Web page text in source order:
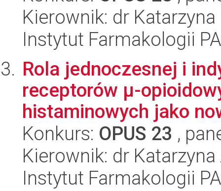
Kierownik: dr Katarzyna
Instytut Farmakologii
Rola jednoczesnej i
receptorów μ-
histaminowych jako
Konkurs: OPUS 23 ,
Kierownik: dr
Instytut Farmakologii